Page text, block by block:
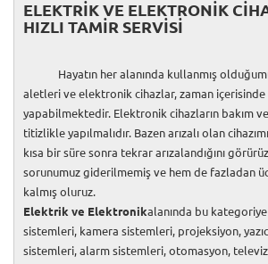
ELEKTRİK VE ELEKTRONİK
HIZLI TAMİR SERVİSİ
Hayatın her alanında kullanmış
aletleri ve elektronik cihazlar, zaman içerisinde
yapabilmektedir. Elektronik cihazların bakım
titizlikle yapılmalıdır. Bazen arızalı olan
kısa bir süre sonra tekrar arızalandığını
sorunumuz giderilmemiş ve hem de fazladan
kalmış oluruz.
Elektrik ve Elektronikalanında bu
sistemleri, kamera sistemleri, projeksiyon,
sistemleri, alarm sistemleri, otomasyon,